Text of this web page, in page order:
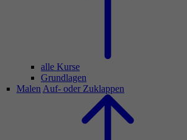
alle Kurse
Grundlagen
Malen Auf- oder Zuklappen